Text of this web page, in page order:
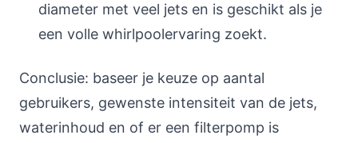
diameter met veel jets en is geschikt als je
een volle whirlpoolervaring zoekt.
Conclusie: baseer je keuze op aantal
gebruikers, gewenste intensiteit van de jets,
waterinhoud en of er een filterpomp is